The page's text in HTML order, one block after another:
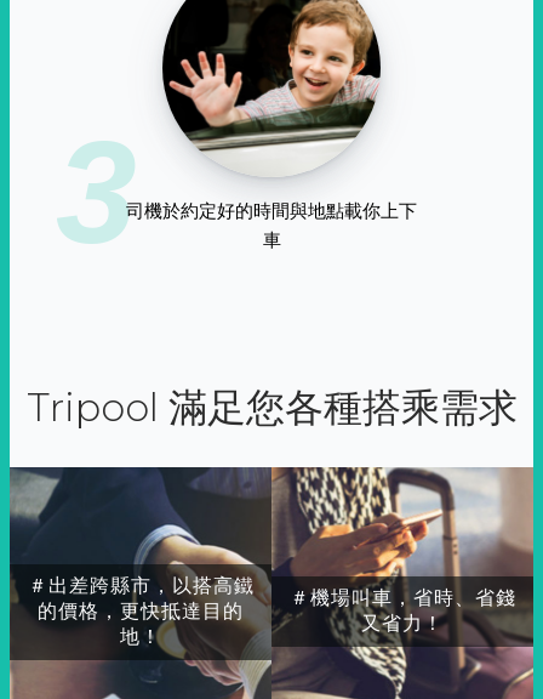
3司機於約定好的時間與地點載你上下
車
Tripool 滿足您各種搭乘需求
＃出差跨縣市，以搭高鐵
的價格，更快抵達目的
地！
＃機場叫車，省時、省錢
又省力！